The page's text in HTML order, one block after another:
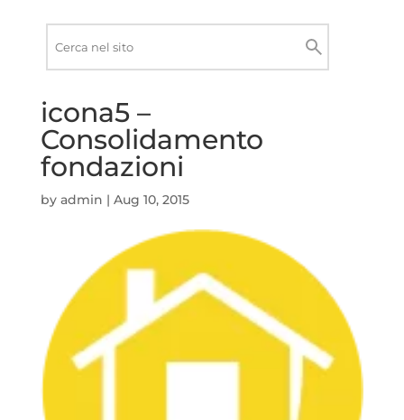
sito
Cerca
icona5 –
Consolidamento
fondazioni
by admin | Aug 10, 2015